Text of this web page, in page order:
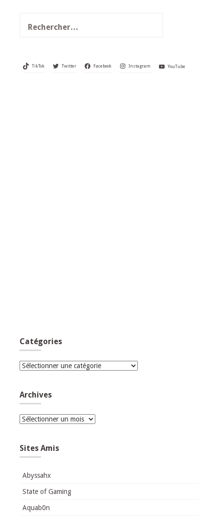
TikTok Twitter Facebook Instagram YouTube
Catégories
Catégories
Archives
Archives
Sites Amis
Abyssahx
State of Gaming
Aquab0n